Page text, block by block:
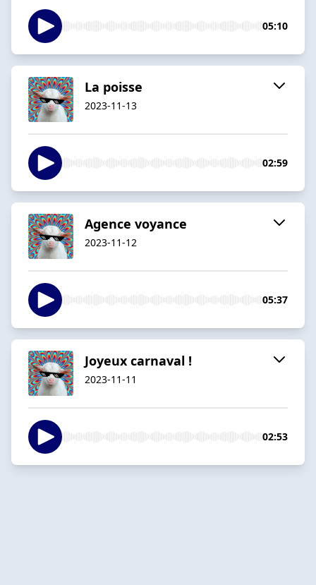
05:10
La poisse
2023-11-13
02:59
Agence voyance
2023-11-12
05:37
Joyeux carnaval !
2023-11-11
02:53